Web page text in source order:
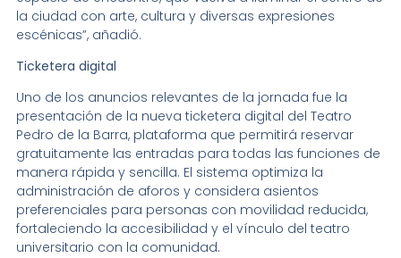
la ciudad con arte, cultura y diversas expresiones
escénicas”, añadió.
Ticketera digital
Uno de los anuncios relevantes de la jornada fue la
presentación de la nueva ticketera digital del Teatro
Pedro de la Barra, plataforma que permitirá reservar
gratuitamente las entradas para todas las funciones de
manera rápida y sencilla. El sistema optimiza la
administración de aforos y considera asientos
preferenciales para personas con movilidad reducida,
fortaleciendo la accesibilidad y el vínculo del teatro
universitario con la comunidad.